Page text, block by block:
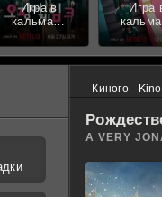
Игра в
кальмара
3 сезон
Игра
2
Киного -
A VERY